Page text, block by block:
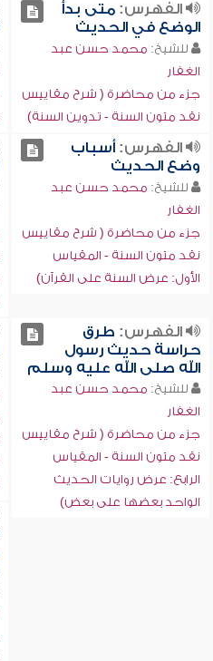
الفهرس:متى بدأ
الوضع في الحديث
للشيخ: محمد حسن عبد
الغفار
جزء من محاضرة ( شرح مقاييس
نقد متون السنة - تدوين السنة)
الفهرس:أسباب
وضع الحديث
للشيخ: محمد حسن عبد
الغفار
جزء من محاضرة ( شرح مقاييس
نقد متون السنة - المقياس
الأول: عرض السنة على القرآن)
الفهرس: طرق
حراسة حديث رسول
الله صلى الله عليه وسلم
للشيخ: محمد حسن عبد
الغفار
جزء من محاضرة ( شرح مقاييس
نقد متون السنة - المقياس
الرابع: عرض روايات الحديث
الواحد بعضها على بعض)